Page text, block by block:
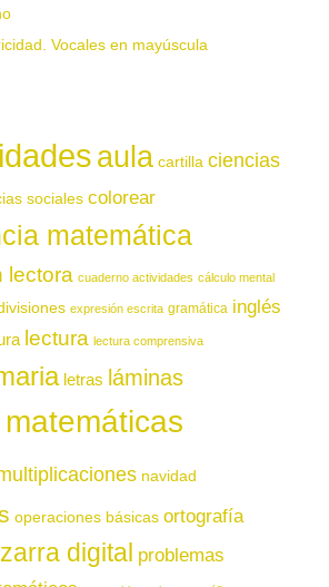
Vocales en mayúscula
aula cartilla ciencias
sociales colorear
matemática
lectora cuaderno actividades cálculo mental
expresión escrita gramática inglés
lectura lectura comprensiva
letras láminas
matemáticas
navidad
operaciones básicas ortografía
digital problemas